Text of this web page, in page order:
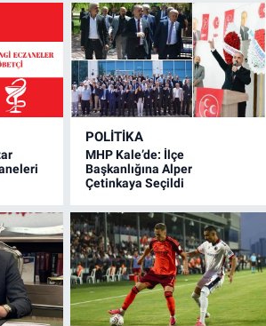
POLITIKA
MHP Kale’de: İlçe
Başkanlığına Alper
Çetinkaya Seçildi